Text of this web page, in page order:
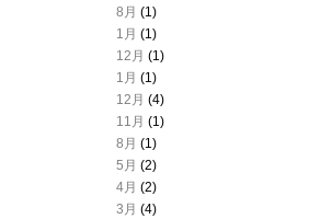
8月 (1)
1月 (1)
12月 (1)
1月 (1)
12月 (4)
11月 (1)
8月 (1)
5月 (2)
4月 (2)
3月 (4)